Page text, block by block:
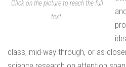
Click on the picture to reach the full
text.
class, mid-way through, or as